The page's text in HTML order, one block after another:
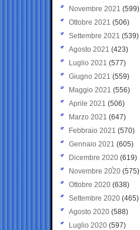
Novembre 2021 (599)
Ottobre 2021 (506)
Settembre 2021 (539)
Agosto 2021 (423)
Luglio 2021 (577)
Giugno 2021(559)
Maggio 2021 (556)
Aprile 2021 (506)
Marzo 2021 (647)
Febbraio 2021 (570)
Gennaio 2021 (605)
Dicembre 2020 (619)
Novembre 2020 (575)
Ottobre 2020 (638)
Settembre 2020(465)
Agosto 2020 (588)
Luglio 2020 (597)